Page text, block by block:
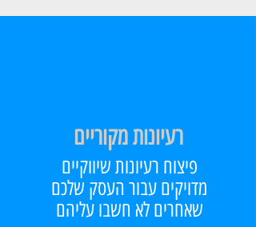
רעיונות מקוריים
פיצוח רעיונות שיווקיים
מדויקים עבור העסק שלכם
שאחרים לא חשבו עליהם